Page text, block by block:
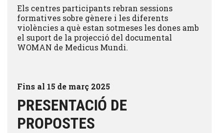
Els centres participants rebran sessions
formatives sobre gènere i les diferents
violències a què estan sotmeses les dones amb
el suport de la projecció del documental
WOMAN de Medicus Mundi.
Fins al 15 de març 2025
PRESENTACIÓ DE
PROPOSTES